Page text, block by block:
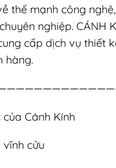
thế mạnh công
nghiệp. CÁNH
cấp dịch vụ thiết
hàng.
Cánh Kính
vĩnh cửu